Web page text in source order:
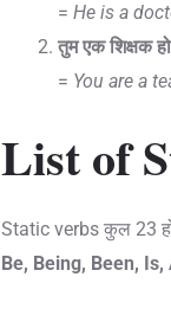
= He is a
तुम एक शिक्षक
= You are a
List of
Static verbs कुल 23
Be, Being, Been,